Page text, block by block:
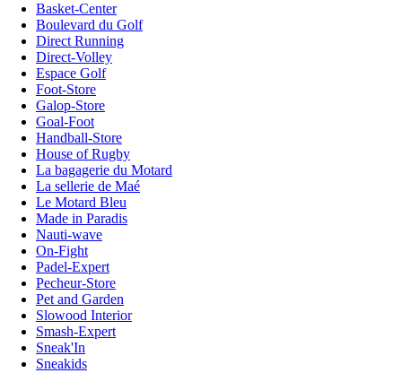
Basket-Center
Boulevard du Golf
Direct Running
Direct-Volley
Espace Golf
Foot-Store
Galop-Store
Goal-Foot
Handball-Store
House of Rugby
La bagagerie du Motard
La sellerie de Maé
Le Motard Bleu
Made in Paradis
Nauti-wave
On-Fight
Padel-Expert
Pecheur-Store
Pet and Garden
Slowood Interior
Smash-Expert
Sneak'In
Sneakids